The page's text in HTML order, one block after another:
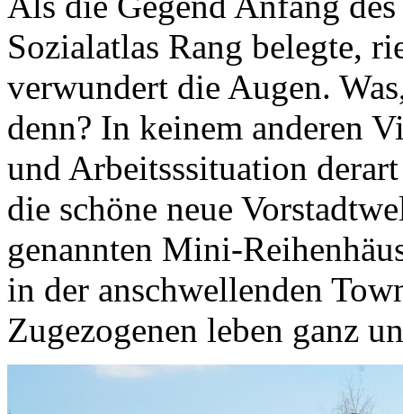
Sozialatlas Rang belegte,
verwundert die Augen.
denn? In keinem anderen
und Arbeitsssituation
die schöne neue
genannten Mini-
in der anschwellenden
Zugezogenen leben ganz